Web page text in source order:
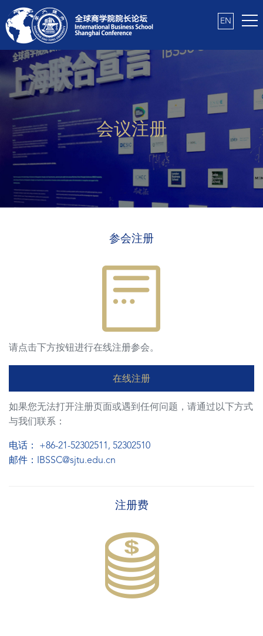
EN
会议注册
参会注册
请点击下方按钮进行在线注册参会。
在线注册
如果您无法打开注册页面或遇到任何问题，请通过以下方式
与我们联系：
电话： +86-21-52302511, 52302510
邮件：IBSSC@sjtu.edu.cn
注册费